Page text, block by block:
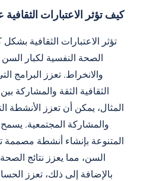
كيف تؤثر الاعتبارات
تؤثر الاعتبارات الثقافية
الصحة النفسية لكبار
والانخراط. تعزز البرامج
الثقافية الثقة والمشاركة
المثال، يمكن أن تعزز الأنشطة
والمشاركة المجتمعية. يسمح
المتنوعة بإنشاء أنشطة مصممة
السن، مما يعزز نتائج
بالإضافة إلى ذلك، تعزز